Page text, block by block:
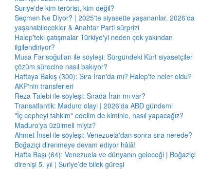
Suriye'de kim terörist, kim değil?
Seçmen Ne Diyor? | 2025'te siyasette yaşananlar, 2026'da
yaşanabilecekler & Anahtar Parti sürprizi
Halep'teki çatışmalar Türkiye'yi neden çok yakından
ilgilendiriyor?
Musa Farisoğulları ile söyleşi: Sürgündeki Kürt siyasetçiler
çözüm sürecine nasıl bakıyor?
Haftaya Bakış (300): Sıra İran'da mı? Halep'te neler oldu?
AKP'nin transferleri
Reza Talebi ile söyleşi: Sırada İran mı var?
Transatlantik: Maduro olayı | 2026'da ABD gündemi
"İç cepheyi tahkim" edelim de kiminle, nasıl yapacağız?
Maduro'ya üzülmeli miyiz?
Ahmet İnsel ile söyleşi: Venezuela'dan sonra sıra nerede?
Boğaziçi direnmeye devam ediyor hâlâ!
Hafta Başı (64): Venezuela ve dünyanın geleceği | Boğaziçi
direnişi 5. yıl | Suriye’de bilek güreşi